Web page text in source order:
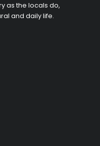
as the locals do,
and daily life.